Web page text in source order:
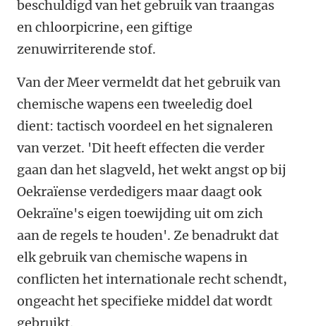
beschuldigd van het gebruik van traangas
en chloorpicrine, een giftige
zenuwirriterende stof.
Van der Meer vermeldt dat het gebruik van
chemische wapens een tweeledig doel
dient: tactisch voordeel en het signaleren
van verzet. 'Dit heeft effecten die verder
gaan dan het slagveld, het wekt angst op bij
Oekraïense verdedigers maar daagt ook
Oekraïne's eigen toewijding uit om zich
aan de regels te houden'. Ze benadrukt dat
elk gebruik van chemische wapens in
conflicten het internationale recht schendt,
ongeacht het specifieke middel dat wordt